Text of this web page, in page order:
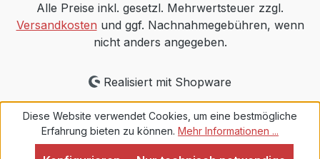
Alle Preise inkl. gesetzl. Mehrwertsteuer zzgl.
Versandkosten und ggf. Nachnahmegebühren, wenn
nicht anders angegeben.
Realisiert mit Shopware
Diese Website verwendet Cookies, um eine bestmögliche
Erfahrung bieten zu können. Mehr Informationen ...